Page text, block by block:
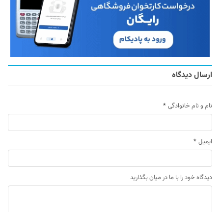
ارسال دیدگاه
نام و نام خانوادگی *
ایمیل *
دیدگاه خود را با ما در میان بگذارید